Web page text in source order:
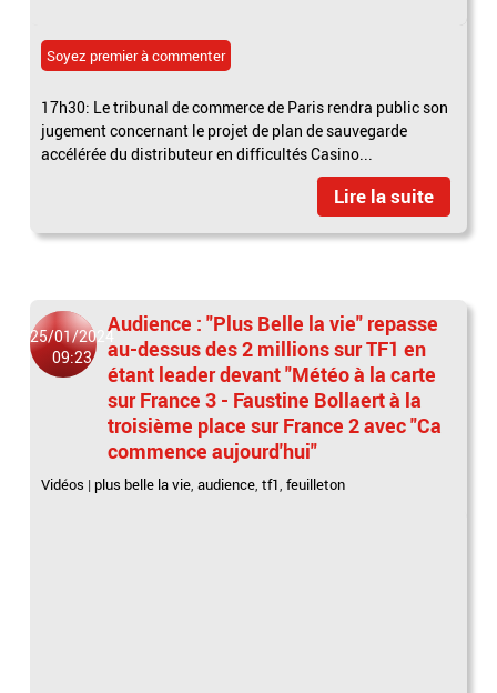
Soyez premier à commenter
17h30: Le tribunal de commerce de Paris rendra public son
jugement concernant le projet de plan de sauvegarde
accélérée du distributeur en difficultés Casino...
Lire la suite
25/01/2024
09:23
Audience : "Plus Belle la vie" repasse
au-dessus des 2 millions sur TF1 en
étant leader devant "Météo à la carte
sur France 3 - Faustine Bollaert à la
troisième place sur France 2 avec "Ca
commence aujourd'hui"
Vidéos | plus belle la vie,audience,tf1,feuilleton